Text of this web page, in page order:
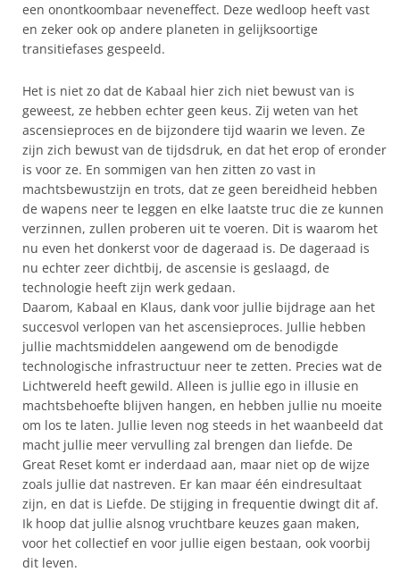
een onontkoombaar neveneffect. Deze wedloop heeft vast
en zeker ook op andere planeten in gelijksoortige
transitiefases gespeeld.
Het is niet zo dat de Kabaal hier zich niet bewust van is
geweest, ze hebben echter geen keus. Zij weten van het
ascensieproces en de bijzondere tijd waarin we leven. Ze
zijn zich bewust van de tijdsdruk, en dat het erop of eronder
is voor ze. En sommigen van hen zitten zo vast in
machtsbewustzijn en trots, dat ze geen bereidheid hebben
de wapens neer te leggen en elke laatste truc die ze kunnen
verzinnen, zullen proberen uit te voeren. Dit is waarom het
nu even het donkerst voor de dageraad is. De dageraad is
nu echter zeer dichtbij, de ascensie is geslaagd, de
technologie heeft zijn werk gedaan.
Daarom, Kabaal en Klaus, dank voor jullie bijdrage aan het
succesvol verlopen van het ascensieproces. Jullie hebben
jullie machtsmiddelen aangewend om de benodigde
technologische infrastructuur neer te zetten. Precies wat de
Lichtwereld heeft gewild. Alleen is jullie ego in illusie en
machtsbehoefte blijven hangen, en hebben jullie nu moeite
om los te laten. Jullie leven nog steeds in het waanbeeld dat
macht jullie meer vervulling zal brengen dan liefde. De
Great Reset komt er inderdaad aan, maar niet op de wijze
zoals jullie dat nastreven. Er kan maar één eindresultaat
zijn, en dat is Liefde. De stijging in frequentie dwingt dit af.
Ik hoop dat jullie alsnog vruchtbare keuzes gaan maken,
voor het collectief en voor jullie eigen bestaan, ook voorbij
dit leven.